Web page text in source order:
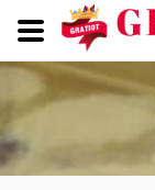
Panneau de gestion